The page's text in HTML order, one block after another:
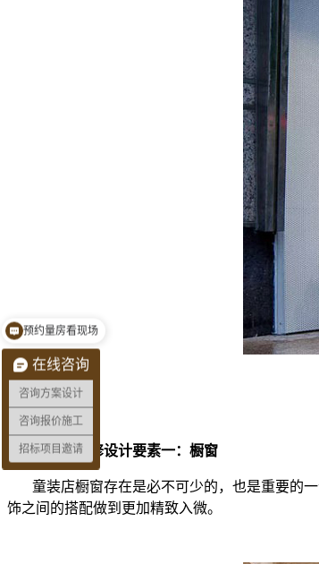
童装店装修设计要素一：橱窗
童装店橱窗存在是必不可少的，也是重要的
饰之间的搭配做到更加精致入微。
在线咨询
咨询方案设计
咨询报价施工
招标项目邀请
预约量房看现场